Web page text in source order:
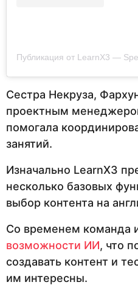
Публикация от LearnX3 —
Сестра Некруза,
проектным
помогала
занятий.
Изначально LearnX3
несколько базовых
выбор контента на
Со временем команда
возможности ИИ, что
создавать контент и
им интересны.